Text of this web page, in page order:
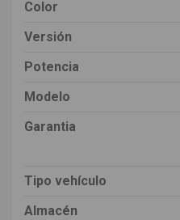
Color
Versión
Potencia
Modelo
Garantia
Tipo vehículo
Almacén